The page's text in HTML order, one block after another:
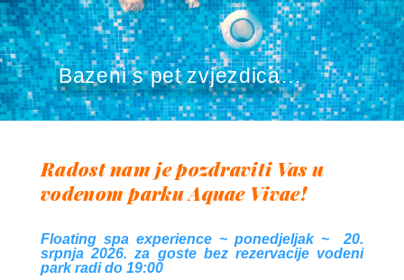
Bazeni s pet zvjezdica…
Radost nam je pozdraviti Vas u
vodenom parku Aquae Vivae!
Floating spa experience ~ ponedjeljak ~ 20.
srpnja 2026. za goste bez rezervacije vodeni
park radi do 19:00